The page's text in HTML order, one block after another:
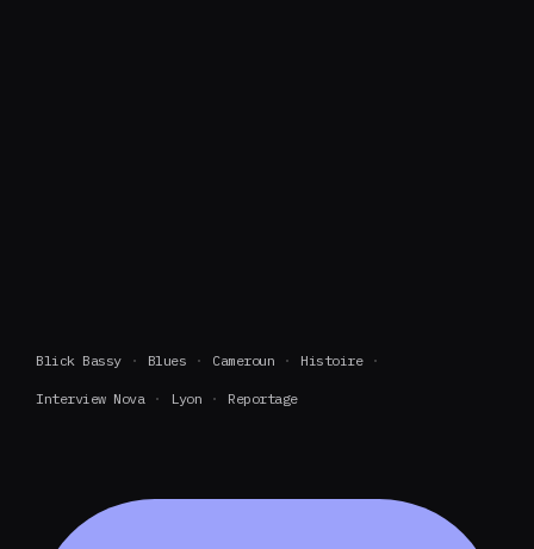
Blick Bassy Blues Cameroun Histoire
Interview Nova Lyon Reportage